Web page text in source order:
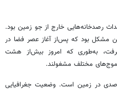
رصدخانه‌هایی خارج از جو زمین بود.
مشکل بود که پس‌از آغاز عصر فضا در
به‌طوری که امروز بیش‌از هشت
مختلف مشغولند.
رصدی در زمین است. وضعیت جغرافیایی